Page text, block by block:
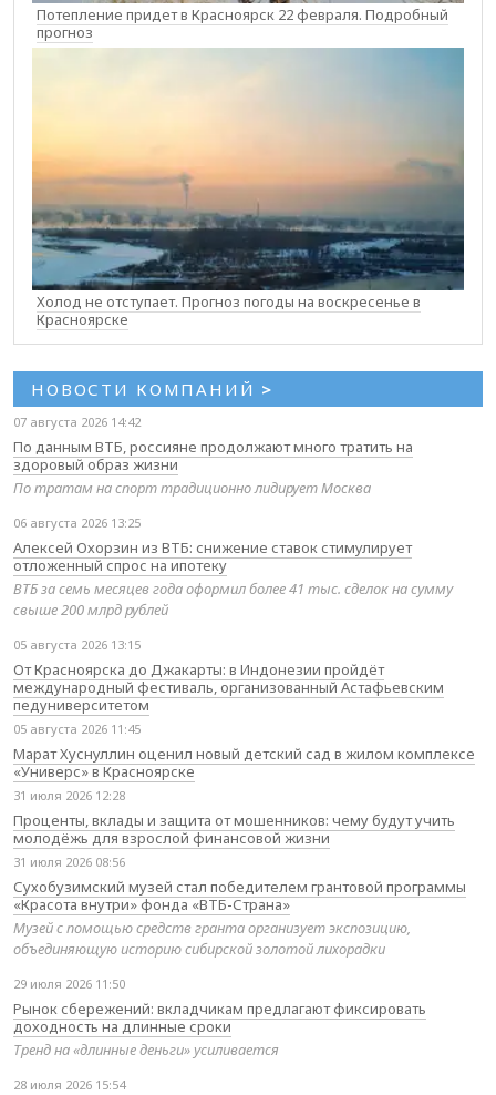
Потепление придет в Красноярск 22 февраля. Подробный
прогноз
Холод не отступает. Прогноз погоды на воскресенье в
Красноярске
НОВОСТИ КОМПАНИЙ >
07 августа 2026 14:42
По данным ВТБ, россияне продолжают много тратить на
здоровый образ жизни
По тратам на спорт традиционно лидирует Москва
06 августа 2026 13:25
Алексей Охорзин из ВТБ: снижение ставок стимулирует
отложенный спрос на ипотеку
ВТБ за семь месяцев года оформил более 41 тыс. сделок на сумму
свыше 200 млрд рублей
05 августа 2026 13:15
От Красноярска до Джакарты: в Индонезии пройдёт
международный фестиваль, организованный Астафьевским
педуниверситетом
05 августа 2026 11:45
Марат Хуснуллин оценил новый детский сад в жилом комплексе
«Универс» в Красноярске
31 июля 2026 12:28
Проценты, вклады и защита от мошенников: чему будут учить
молодёжь для взрослой финансовой жизни
31 июля 2026 08:56
Сухобузимский музей стал победителем грантовой программы
«Красота внутри» фонда «ВТБ-Страна»
Музей с помощью средств гранта организует экспозицию,
объединяющую историю сибирской золотой лихорадки
29 июля 2026 11:50
Рынок сбережений: вкладчикам предлагают фиксировать
доходность на длинные сроки
Тренд на «длинные деньги» усиливается
28 июля 2026 15:54